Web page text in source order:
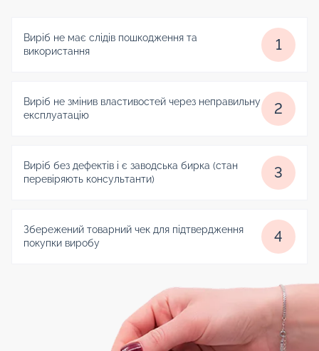
Виріб не має слідів пошкодження та
використання
1
Виріб не змінив властивостей через неправильну
експлуатацію
2
Виріб без дефектів і є заводська бирка (стан
перевіряють консультанти)
3
Збережений товарний чек для підтвердження
покупки виробу
4